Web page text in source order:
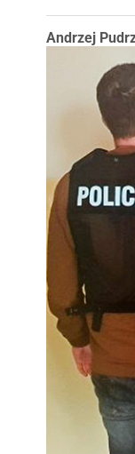
Andrzej